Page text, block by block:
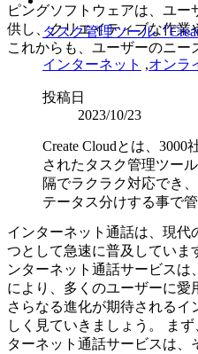
ピングソフトウェアは、ユ
供し、クリエイティブな作業
これからも、ユーザーのニー
インターネット通話は、現代
つとして急速に普及していま
ンターネット通話サービス
により、多くのユーザーに愛
さらなる進化が期待される
しく見ていきましょう。 ま
ターネット通話サービスは、
タスク管理ツール『
インターネット ,オンラ
投稿日
2023/10/23
Create Cloudとは、
されたタスク管理ツー
隔でラクラク対応でき
テータス分けする事で